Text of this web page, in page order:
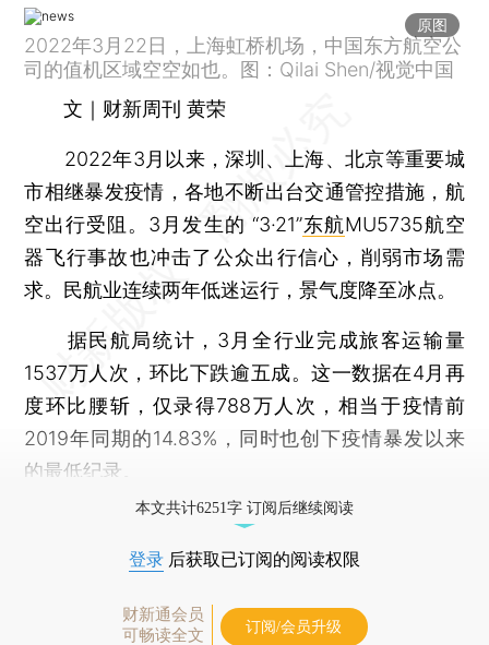
原图
2022年3月22日，上海虹桥机场，中国东方航空公
司的值机区域空空如也。图：Qilai Shen/视觉中国
文｜财新周刊 黄荣
2022年3月以来，深圳、上海、北京等重要城
市相继暴发疫情，各地不断出台交通管控措施，航
空出行受阻。3月发生的 “3·21”东航MU5735航空
器飞行事故也冲击了公众出行信心，削弱市场需
求。民航业连续两年低迷运行，景气度降至冰点。
据民航局统计，3月全行业完成旅客运输量
1537万人次，环比下跌逾五成。这一数据在4月再
度环比腰斩，仅录得788万人次，相当于疫情前
2019年同期的14.83%，同时也创下疫情暴发以来
的最低纪录。
本文共计6251字 订阅后继续阅读
登录 后获取已订阅的阅读权限
财新通会员
可畅读全文
订阅/会员升级